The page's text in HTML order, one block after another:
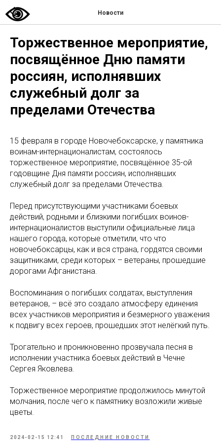
Новости
Торжественное мероприятие,
посвящённое Дню памяти
россиян, исполнявших
служебный долг за
пределами Отечества
15 февраля в городе Новочебоксарске, у памятника
воинам-интернационалистам, состоялось
торжественное мероприятие, посвящённое 35-ой
годовщине Дня памяти россиян, исполнявших
служебный долг за пределами Отечества.
Перед присутствующими участниками боевых
действий, родными и близкими погибших воинов-
интернационалистов выступили официальные лица
нашего города, которые отметили, что что
новочебоксарцы, как и вся страна, гордятся своими
защитниками, среди которых – ветераны, прошедшие
дорогами Афганистана.
Воспоминания о погибших солдатах, выступления
ветеранов, – всё это создало атмосферу единения
всех участников мероприятия и безмерного уважения
к подвигу всех героев, прошедших этот нелёгкий путь.
Трогательно и проникновенно прозвучала песня в
исполнении участника боевых действий в Чечне
Сергея Яковлева.
Торжественное мероприятие продолжилось минутой
молчания, после чего к памятнику возложили живые
цветы.
2024-02-15 12:41 ПОСЛЕДНИЕ НОВОСТИ